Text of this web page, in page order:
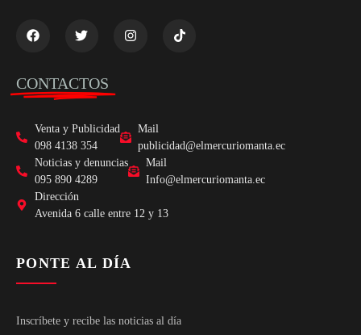
CONTACTOS
Venta y Publicidad
098 4138 354
Mail
publicidad@elmercuriomanta.ec
Noticias y denuncias
095 890 4289
Mail
Info@elmercuriomanta.ec
Dirección
Avenida 6 calle entre 12 y 13
PONTE AL DÍA
Inscríbete y recibe las noticias al día